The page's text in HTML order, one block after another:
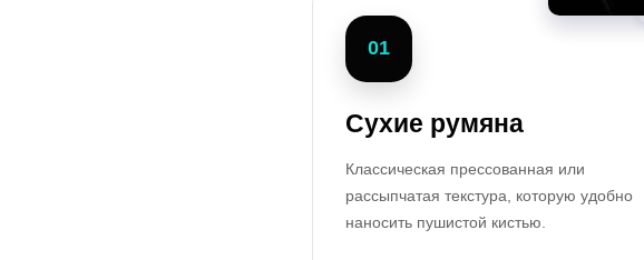
01
Сухие румяна
Классическая прессованная или
рассыпчатая текстура, которую удобно
наносить пушистой кистью.